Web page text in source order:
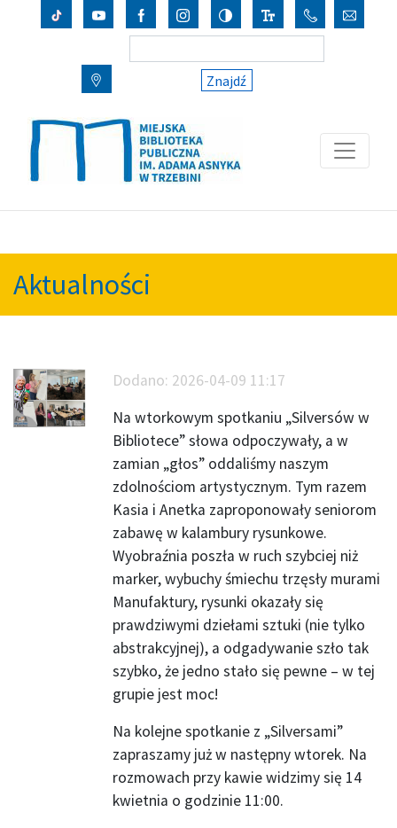
Znajdź
Aktualności
Dodano: 2026-04-09 11:17
Na wtorkowym spotkaniu „Silversów w
Bibliotece” słowa odpoczywały, a w
zamian „głos” oddaliśmy naszym
zdolnościom artystycznym. Tym razem
Kasia i Anetka zaproponowały seniorom
zabawę w kalambury rysunkowe.
Wyobraźnia poszła w ruch szybciej niż
marker, wybuchy śmiechu trzęsły murami
Manufaktury, rysunki okazały się
prawdziwymi dziełami sztuki (nie tylko
abstrakcyjnej), a odgadywanie szło tak
szybko, że jedno stało się pewne – w tej
grupie jest moc!
Na kolejne spotkanie z „Silversami”
zapraszamy już w następny wtorek. Na
rozmowach przy kawie widzimy się 14
kwietnia o godzinie 11:00.